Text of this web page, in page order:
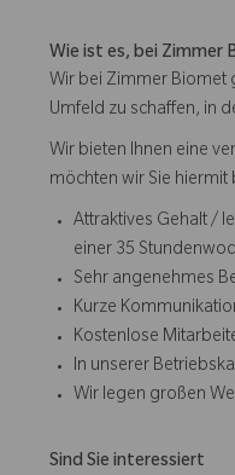
Wie ist es, bei Zimmer
Wir bei Zimmer Biomet
Umfeld zu schaffen, in
Wir bieten Ihnen eine
möchten wir Sie hiermit
Attraktives Gehalt /
einer 35
Sehr angenehmes
Kurze
Kostenlose
In unserer
Wir legen großen
Sind Sie interessiert